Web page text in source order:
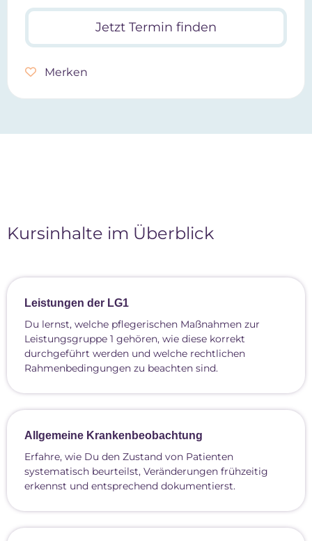
Jetzt Termin finden
Merken
Kursinhalte im Überblick
Leistungen der LG1
Du lernst, welche pflegerischen Maßnahmen zur
Leistungsgruppe 1 gehören, wie diese korrekt
durchgeführt werden und welche rechtlichen
Rahmenbedingungen zu beachten sind.
Allgemeine Krankenbeobachtung
Erfahre, wie Du den Zustand von Patienten
systematisch beurteilst, Veränderungen frühzeitig
erkennst und entsprechend dokumentierst.